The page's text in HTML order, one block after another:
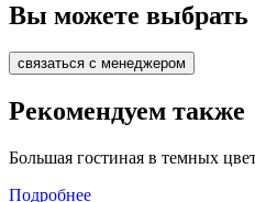
Вы можете выбрать
связаться с менеджером
Рекомендуем также
Большая гостиная в темных
Подробнее